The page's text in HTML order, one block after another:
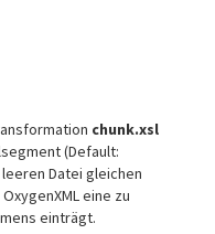
chunk.xsl
(Default:
Datei gleichen
eine zu
einträgt.